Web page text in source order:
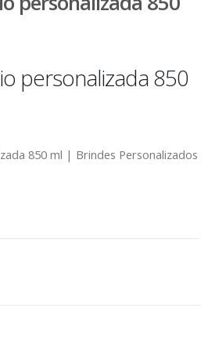
personalizada 850
850 ml | Brindes Personalizados